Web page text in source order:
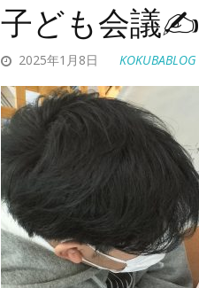
子ども会議✍
2025年1月8日 KOKUBABLOG